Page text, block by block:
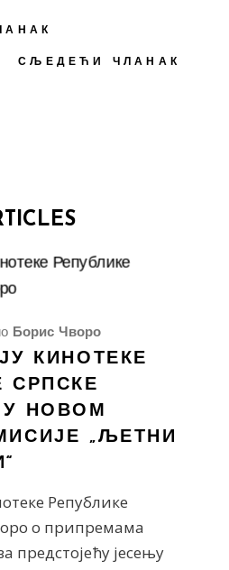
СЉЕДЕЋИ ЧЛАНАК
Борис Чворо
КИНОТЕКЕ
СРПСКЕ
НОВОМ
„ЉЕТНИ
Републике
о припремама
предстојећу јесењу